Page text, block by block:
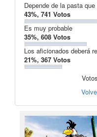
Depende de la pasta
43%, 741 Votos
Es muy probable
35%, 608 Votos
Los aficionados deberá
21%, 367 Votos